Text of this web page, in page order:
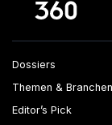
Dossiers
Themen & Branchen
Editor’s Pick